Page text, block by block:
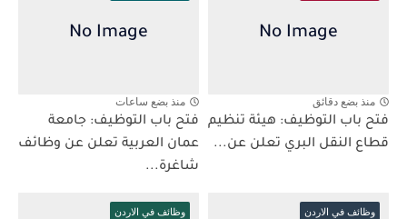
منذ بضع دقائق
فتح باب التوظيف: هيئة تنظيم
قطاع النقل البري تعلن عن...
منذ بضع ساعات
فتح باب التوظيف: جامعة
عمان العربية تعلن عن وظائف
شاغرة...
وظائف في الاردن وظائف في الاردن